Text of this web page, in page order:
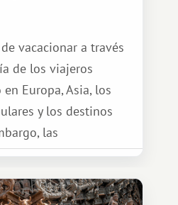
vacacionar a través
de los viajeros
Europa, Asia, los
y los destinos
las
ofrece el sistema
mucho más
se encuentra